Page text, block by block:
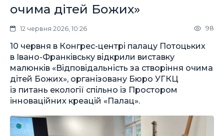
очима дітей Божих»
12 червня 2026, 10:26 98
10 червня в Конгрес-центрі палацу Потоцьких
в Івано-Франківську відкрили виставку
малюнків «Відповідальність за створіння очима
дітей Божих», організовану Бюро УГКЦ
із питань екології спільно із Простором
інноваційних креацій «Палац».